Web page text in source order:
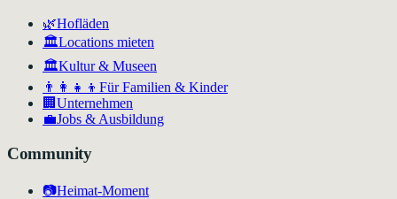
🌿Hofläden
🏛️Locations mieten
🏛Kultur & Museen
👨‍👩‍👧‍👦 Für Familien & Kinder
🏢 Unternehmen
💼Jobs & Ausbildung
Community
📷Heimat-Moment